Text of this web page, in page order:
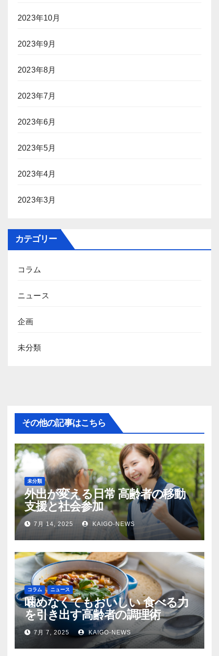
2023年10月
2023年9月
2023年8月
2023年7月
2023年6月
2023年5月
2023年4月
2023年3月
カテゴリー
コラム
ニュース
企画
未分類
その他の記事はこちら
未分類
外出が変える日常 高齢者の移動
支援と社会参加
7月 14, 2025 KAIGO-NEWS
コラム ニュース
噛めなくてもおいしい 食べる力
を引き出す高齢者の調理術
7月 7, 2025 KAIGO-NEWS